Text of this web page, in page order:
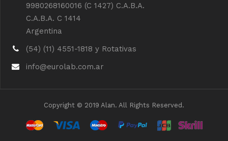
9980268160016 (C 1427) C.A.B.A.
C.A.B.A. C 1414
Argentina
(54) (11) 4551-1818 y Rotativas
info@eurolab.com.ar
Copyright © 2019 Alan. All Rights Reserved.